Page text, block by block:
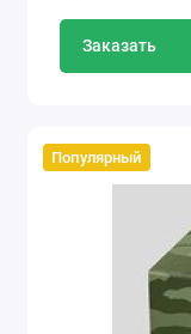
Заказать
Популярный